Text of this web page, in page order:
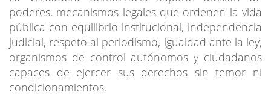
poderes, mecanismos legales que ordenen la vida
pública con equilibrio institucional, independencia
judicial, respeto al periodismo, igualdad ante la ley,
organismos de control autónomos y ciudadanos
capaces de ejercer sus derechos sin temor ni
condicionamientos.